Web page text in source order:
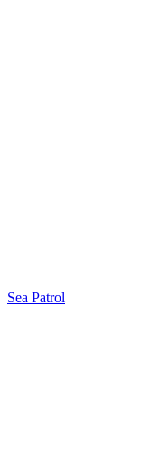
Sea Patrol